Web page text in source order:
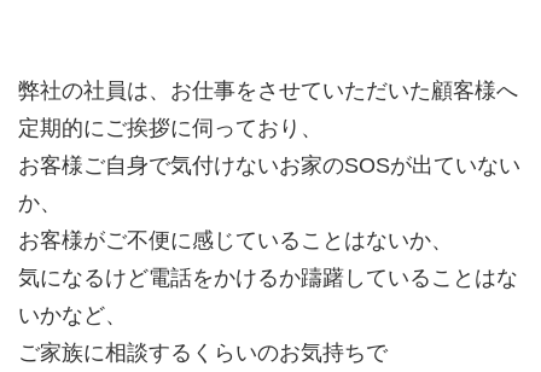
弊社の社員は、お仕事をさせていただいた顧客様へ
定期的にご挨拶に伺っており、
お客様ご自身で気付けないお家のSOSが出ていない
か、
お客様がご不便に感じていることはないか、
気になるけど電話をかけるか躊躇していることはな
いかなど、
ご家族に相談するくらいのお気持ちで